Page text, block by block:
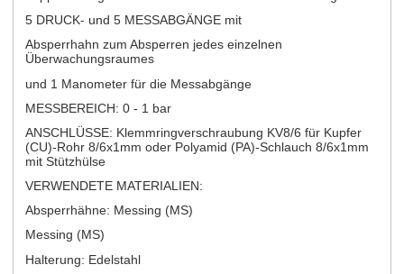
5 DRUCK- und 5 MESSABGÄNGE mit
Absperrhahn zum Absperren jedes einzelnen
Überwachungsraumes
und 1 Manometer für die Messabgänge
MESSBEREICH: 0 - 1 bar
ANSCHLÜSSE: Klemmringverschraubung KV8/6 für Kupfer
(CU)-Rohr 8/6x1mm oder Polyamid (PA)-Schlauch 8/6x1mm
mit Stützhülse
VERWENDETE MATERIALIEN:
Absperrhähne: Messing (MS)
Messing (MS)
Halterung: Edelstahl